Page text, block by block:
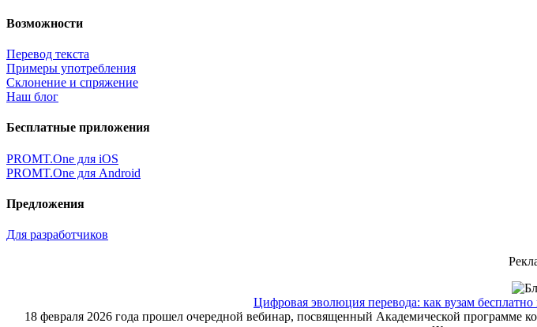
Возможности
Перевод текста
Примеры употребления
Склонение и спряжение
Наш блог
Бесплатные приложения
PROMT.One для iOS
PROMT.One для Android
Предложения
Для разработчиков
Цифровая эволюция перевода: как вузам
18 февраля 2026 года прошел очередной вебинар, посвященный Академической программе